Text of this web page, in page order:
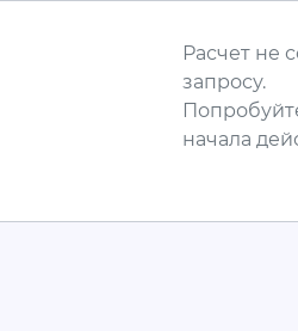
Расчет не
запросу.
начала